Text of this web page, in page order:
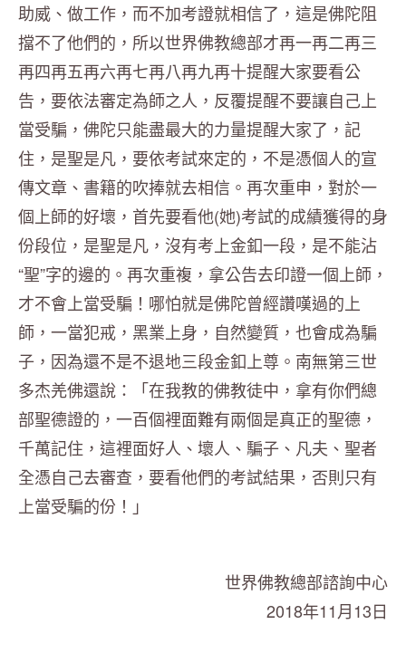
助威、做工作，而不加考證就相信了，這是佛陀阻
擋不了他們的，所以世界佛教總部才再一再二再三
再四再五再六再七再八再九再十提醒大家要看公
告，要依法審定為師之人，反覆提醒不要讓自己上
當受騙，佛陀只能盡最大的力量提醒大家了，記
住，是聖是凡，要依考試來定的，不是憑個人的宣
傳文章、書籍的吹捧就去相信。再次重申，對於一
個上師的好壞，首先要看他(她)考試的成績獲得的身
份段位，是聖是凡，沒有考上金釦一段，是不能沾
“聖”字的邊的。再次重複，拿公告去印證一個上師，
才不會上當受騙！哪怕就是佛陀曾經讚嘆過的上
師，一當犯戒，黑業上身，自然變質，也會成為騙
子，因為還不是不退地三段金釦上尊。南無第三世
多杰羌佛還說：「在我教的佛教徒中，拿有你們總
部聖德證的，一百個裡面難有兩個是真正的聖德，
千萬記住，這裡面好人、壞人、騙子、凡夫、聖者
全憑自己去審查，要看他們的考試結果，否則只有
上當受騙的份！」
世界佛教總部諮詢中心
2018年11月13日